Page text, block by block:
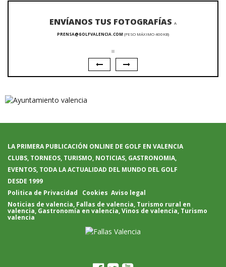
ENVÍANOS TUS FOTOGRAFÍAS A
PRENSA@GOLFVALENCIA.COM (PESO MÁXIMO 400KB)
LA PRIMERA PUBLICACIÓN ONLINE DE GOLF EN VALENCIA
CLUBS, TORNEOS, TURISMO, NOTICIAS, GASTRONOMIA,
EVENTOS, TODA LA ACTUALIDAD DEL MUNDO DEL GOLF
DESDE 1999
Politica de Privacidad
Cookies Aviso legal
Noticias de valencia, Fallas de valencia, Turismo rural en
valencia, Gastronomía en valencia,Vinos de valencia, Turismo
valencia